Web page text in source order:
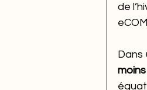
de
Dans